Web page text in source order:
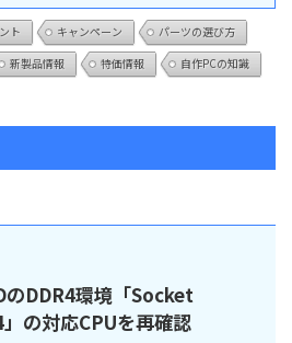
ト キャンペーン
パーツの選び方
新製品情報 特価情報
自作PCの知識
のDDR4環境「Socket
の対応CPUを再確認